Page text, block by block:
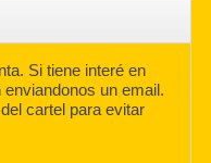
Si tiene interé en
un email.
cartel para evitar